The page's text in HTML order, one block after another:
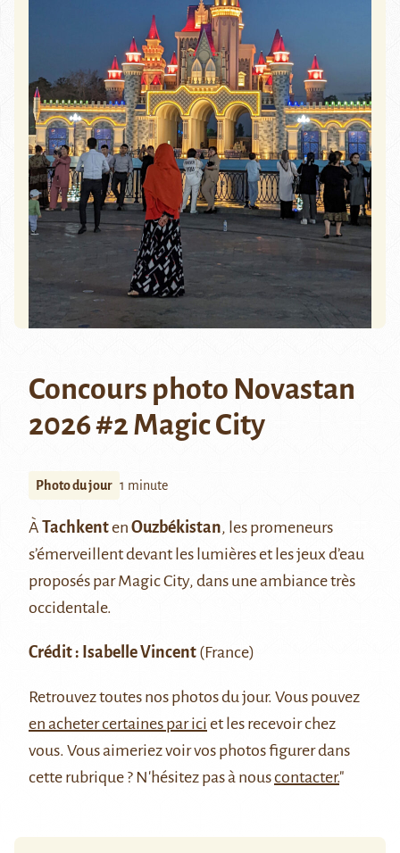
Concours photo Novastan
2026 #2 Magic City
Photo du jour 1 minute
À Tachkenten Ouzbékistan, les promeneurs
s’émerveillent devant les lumières et les jeux d’eau
proposés par Magic City, dans une ambiance très
occidentale.
Crédit : Isabelle Vincent (France)
Retrouveztoutes nos photos du jour. Vous pouvez
en acheter certaines par ici et les recevoir chez
vous. Vous aimeriez voir vos photos figurer dans
cette rubrique ? N'hésitez pas à nouscontacter."